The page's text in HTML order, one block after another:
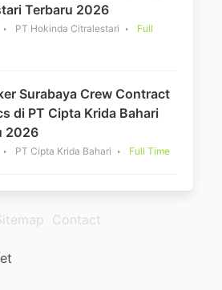
Terbaru 2026
PT Hokinda Citralestari
Full
Surabaya Crew Contract
di PT Cipta Krida Bahari
2026
PT Cipta Krida Bahari Full Time
Contact